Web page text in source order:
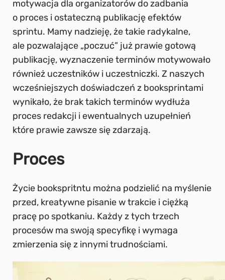
motywacja dla organizatorów do zadbania
o proces i ostateczną publikację efektów
sprintu. Mamy nadzieję, że takie radykalne,
ale pozwalające „poczuć” już prawie gotową
publikację, wyznaczenie terminów motywowało
również uczestników i uczestniczki. Z naszych
wcześniejszych doświadczeń z booksprintami
wynikało, że brak takich terminów wydłuża
proces redakcji i ewentualnych uzupełnień
które prawie zawsze się zdarzają.
Proces
Życie bookspritntu można podzielić na myślenie
przed, kreatywne pisanie w trakcie i ciężką
pracę po spotkaniu. Każdy z tych trzech
procesów ma swoją specyfikę i wymaga
zmierzenia się z innymi trudnościami.